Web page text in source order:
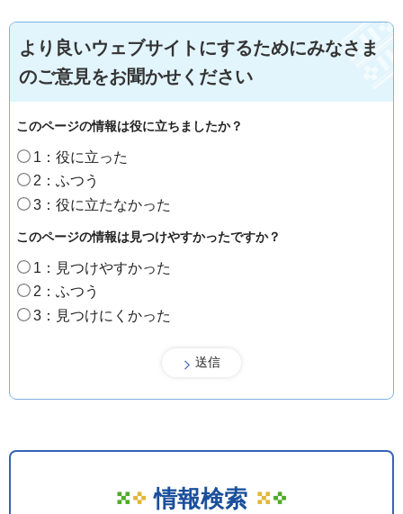
より良いウェブサイトにするためにみなさま
のご意見をお聞かせください
このページの情報は役に立ちましたか？
1：役に立った
2：ふつう
3：役に立たなかった
このページの情報は見つけやすかったですか？
1：見つけやすかった
2：ふつう
3：見つけにくかった
情報検索